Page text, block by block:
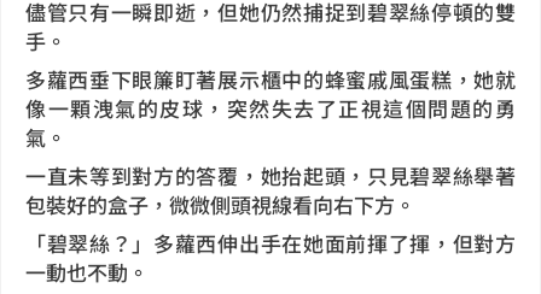
儘管只有一瞬即逝，但她仍然捕捉到碧翠絲停頓的雙
手。
多蘿西垂下眼簾盯著展示櫃中的蜂蜜戚風蛋糕，她就
像一顆洩氣的皮球，突然失去了正視這個問題的勇
氣。
一直未等到對方的答覆，她抬起頭，只見碧翠絲舉著
包裝好的盒子，微微側頭視線看向右下方。
「碧翠絲？」多蘿西伸出手在她面前揮了揮，但對方
一動也不動。